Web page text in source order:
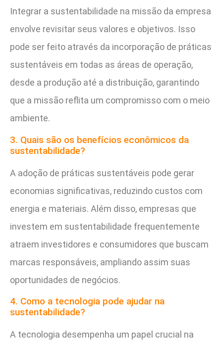
Integrar a sustentabilidade na missão da empresa
envolve revisitar seus valores e objetivos. Isso
pode ser feito através da incorporação de práticas
sustentáveis em todas as áreas de operação,
desde a produção até a distribuição, garantindo
que a missão reflita um compromisso com o meio
ambiente.
3. Quais são os benefícios econômicos da
sustentabilidade?
A adoção de práticas sustentáveis pode gerar
economias significativas, reduzindo custos com
energia e materiais. Além disso, empresas que
investem em sustentabilidade frequentemente
atraem investidores e consumidores que buscam
marcas responsáveis, ampliando assim suas
oportunidades de negócios.
4. Como a tecnologia pode ajudar na
sustentabilidade?
A tecnologia desempenha um papel crucial na